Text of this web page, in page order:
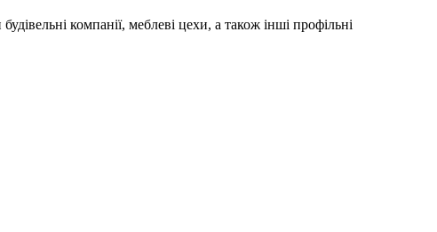
компанії, меблеві цехи, а також інші профільні